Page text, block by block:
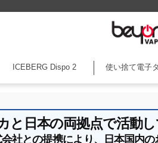
ICEBERG Dispo 2 使い捨て電子
と日本の両拠点で活動
社との提携により、日本国内